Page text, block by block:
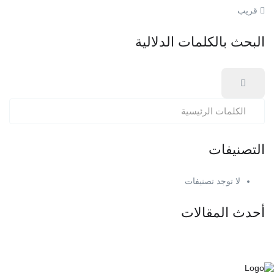
قريب
البحث بالكلمات الدلالية
التصنيفات
لا توجد تصنيفات
أحدث المقالات